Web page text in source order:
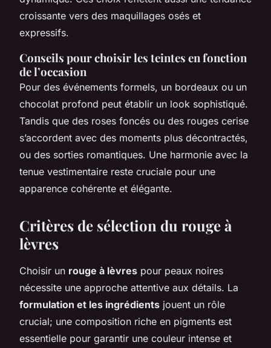
croissante vers des maquillages osés et
expressifs.
Conseils pour choisir les teintes en fonction
de l’occasion
Pour des événements formels, un bordeaux ou un
chocolat profond peut établir un look sophistiqué.
Tandis que des roses foncés ou des rouges cerise
s’accordent avec des moments plus décontractés,
ou des sorties romantiques. Une harmonie avec la
tenue vestimentaire reste cruciale pour une
apparence cohérente et élégante.
Critères de sélection du rouge à
lèvres
Choisir un rouge à lèvres pour peaux noires
nécessite une approche attentive aux détails. La
formulation et les ingrédients jouent un rôle
crucial; une composition riche en pigments est
essentielle pour garantir une couleur intense et